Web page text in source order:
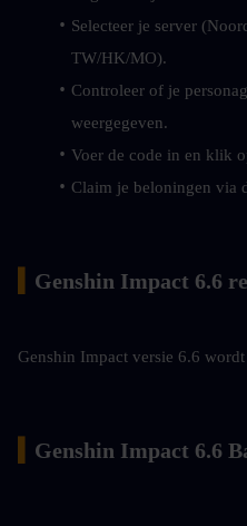
Selecteer je server
TW/HK/MO).
Controleer of je
weergegeven.
Voer de code in en klik
Claim je beloningen via
Genshin Impact 6.6
Genshin Impact versie 6.6
Genshin Impact 6.6